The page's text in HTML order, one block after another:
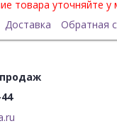
товара
Доставка Обратная